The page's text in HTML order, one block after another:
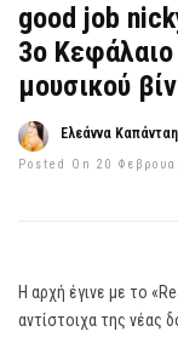
good job
3ο
μουσικού
Ελεάννα Καπάνταη
Posted On 20
Η αρχή έγινε με το
αντίστοιχα της νέας